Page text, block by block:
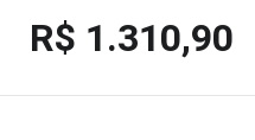
R$ 1.310,90